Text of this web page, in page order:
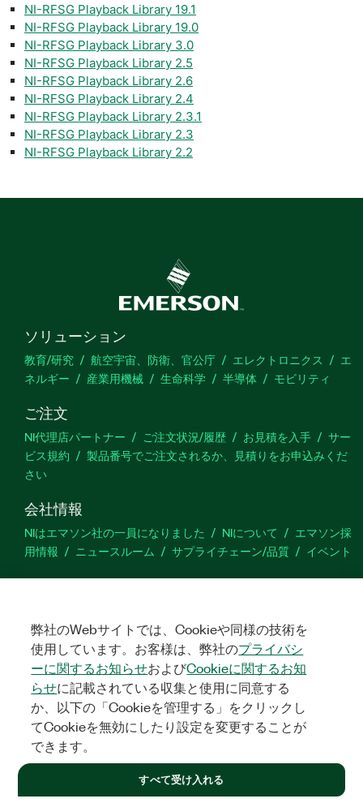
NI-RFSG Playback Library 19.1
NI-RFSG Playback Library 19.0
NI-RFSG Playback Library 3.0
NI-RFSG Playback Library 2.5
NI-RFSG Playback Library 2.6
NI-RFSG Playback Library 2.4
NI-RFSG Playback Library 2.3.1
NI-RFSG Playback Library 2.3
NI-RFSG Playback Library 2.2
ソリューション
教育/研究 航空宇宙、防衛、官公庁 エレクトロニクス
エ
ネルギー
産業用機械 生命科学 半導体 モビリティ
ご注文
NI代理店パートナー ご注文状況/履歴 お見積を入手
サー
ビス規約
製品番号でご注文されるか、見積りをお申込みくだ
さい
会社情報
NIはエマソン社の一員になりました NIについて
エマソン採
用情報
ニュースルーム サプライチェーン/品質 イベント
サポート
ム
製品のアクティブ化 サポートリクエスト
サイトに関
するご意見
Twitter
©2026NATIONAL INSTRUMENTS CORP. ALL RIGHTS RESERVED.
弊社のWebサイトでは、Cookieや同様の技術を
使用しています。お客様は、弊社のプライバシ
ーに関するお知らせおよびCookieに関するお知
らせに記載されている収集と使用に同意する
か、以下の「Cookieを管理する」をクリックし
てCookieを無効にしたり設定を変更することが
できます。
すべて受け入れる